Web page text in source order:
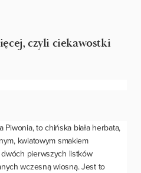
czyli ciekawostki
Piwonia, to chińska biała herbata,
kwiatowym smakiem
pierwszych listków
wczesną wiosną. Jest to